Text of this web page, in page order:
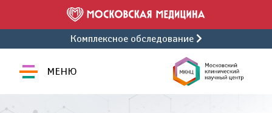
Комплексное обследование
МЕНЮ